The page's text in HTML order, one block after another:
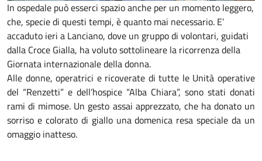
In ospedale può esserci spazio anche per un momento leggero,
che, specie di questi tempi, è quanto mai necessario. E’
accaduto ieri a Lanciano, dove un gruppo di volontari, guidati
dalla Croce Gialla, ha voluto sottolineare la ricorrenza della
Giornata internazionale della donna.
Alle donne, operatrici e ricoverate di tutte le Unità operative
del “Renzetti” e dell’hospice “Alba Chiara”, sono stati donati
rami di mimose. Un gesto assai apprezzato, che ha donato un
sorriso e colorato di giallo una domenica resa speciale da un
omaggio inatteso.